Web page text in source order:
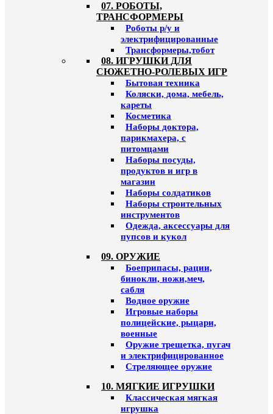
07. РОБОТЫ,
ТРАНСФОРМЕРЫ
Роботы р/у и
электрифицированные
Трансформеры,тобот
08. ИГРУШКИ ДЛЯ
СЮЖЕТНО-РОЛЕВЫХ ИГР
Бытовая техника
Коляски, дома, мебель,
кареты
Косметика
Наборы доктора,
парикмахера, с
питомцами
Наборы посуды,
продуктов и игр в
магазин
Наборы солдатиков
Наборы строительных
инструментов
Одежда, аксессуары для
пупсов и кукол
09. ОРУЖИЕ
Боеприпасы, рации,
бинокли, ножи,меч,
сабля
Водное оружие
Игровые наборы
полицейские, рыцари,
военные
Оружие трещетка, пугач
и электрифицированное
Стреляющее оружие
10. МЯГКИЕ ИГРУШКИ
Классическая мягкая
игрушка